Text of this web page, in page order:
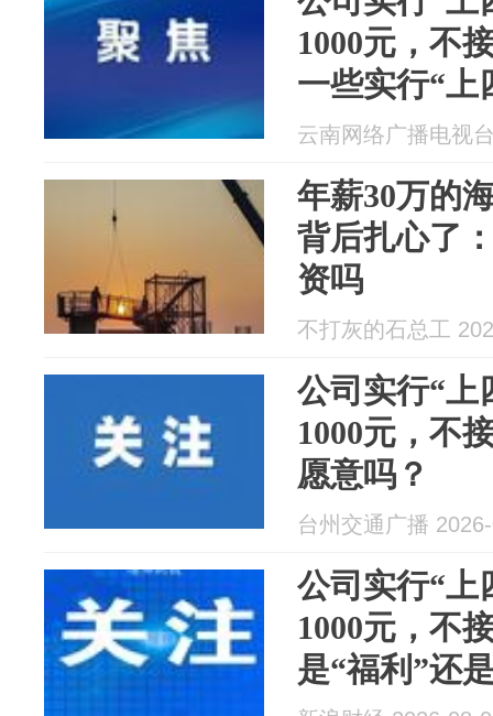
1000元，不
一些实行“上
工作制的改
云南网络广播电视
年薪30万的
背后扎心了
资吗
不打灰的石总工
公司实行“上
1000元，不
愿意吗？
台州交通广播
公司实行“上
1000元，不
是“福利”还